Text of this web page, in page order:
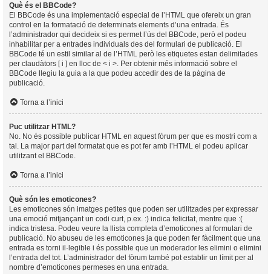
Què és el BBCode?
El BBCode és una implementació especial de l’HTML que ofereix un gran
control en la formatació de determinats elements d’una entrada. És
l’administrador qui decideix si es permet l’ús del BBCode, però el podeu
inhabilitar per a entrades individuals des del formulari de publicació. El
BBCode té un estil similar al de l’HTML però les etiquetes estan delimitades
per claudàtors [ i ] en lloc de < i >. Per obtenir més informació sobre el
BBCode llegiu la guia a la que podeu accedir des de la pàgina de
publicació.
Torna a l’inici
Puc utilitzar HTML?
No. No és possible publicar HTML en aquest fòrum per que es mostri com a
tal. La major part del formatat que es pot fer amb l’HTML el podeu aplicar
utilitzant el BBCode.
Torna a l’inici
Què són les emoticones?
Les emoticones són imatges petites que poden ser utilitzades per expressar
una emoció mitjançant un codi curt, p.ex. :) indica felicitat, mentre que :(
indica tristesa. Podeu veure la llista completa d’emoticones al formulari de
publicació. No abuseu de les emoticones ja que poden fer fàcilment que una
entrada es torni il·legible i és possible que un moderador les elimini o elimini
l’entrada del tot. L’administrador del fòrum també pot establir un límit per al
nombre d’emoticones permeses en una entrada.